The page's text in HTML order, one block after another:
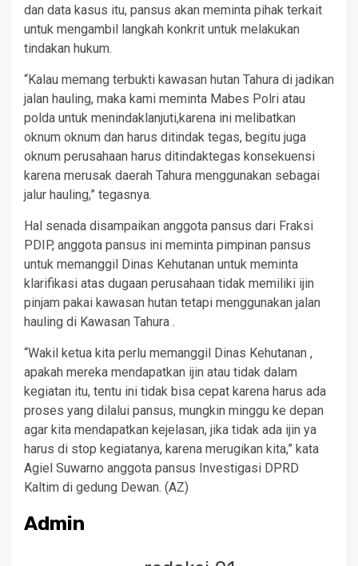
dan data kasus itu, pansus akan meminta pihak terkait
untuk mengambil langkah konkrit untuk melakukan
tindakan hukum.
“Kalau memang terbukti kawasan hutan Tahura di jadikan
jalan hauling, maka kami meminta Mabes Polri atau
polda untuk menindaklanjuti,karena ini melibatkan
oknum oknum dan harus ditindak tegas, begitu juga
oknum perusahaan harus ditindaktegas konsekuensi
karena merusak daerah Tahura menggunakan sebagai
jalur hauling,” tegasnya.
Hal senada disampaikan anggota pansus dari Fraksi
PDIP, anggota pansus ini meminta pimpinan pansus
untuk memanggil Dinas Kehutanan untuk meminta
klarifikasi atas dugaan perusahaan tidak memiliki ijin
pinjam pakai kawasan hutan tetapi menggunakan jalan
hauling di Kawasan Tahura .
“Wakil ketua kita perlu memanggil Dinas Kehutanan ,
apakah mereka mendapatkan ijin atau tidak dalam
kegiatan itu, tentu ini tidak bisa cepat karena harus ada
proses yang dilalui pansus, mungkin minggu ke depan
agar kita mendapatkan kejelasan, jika tidak ada ijin ya
harus di stop kegiatanya, karena merugikan kita,” kata
Agiel Suwarno anggota pansus Investigasi DPRD
Kaltim di gedung Dewan. (AZ)
Admin